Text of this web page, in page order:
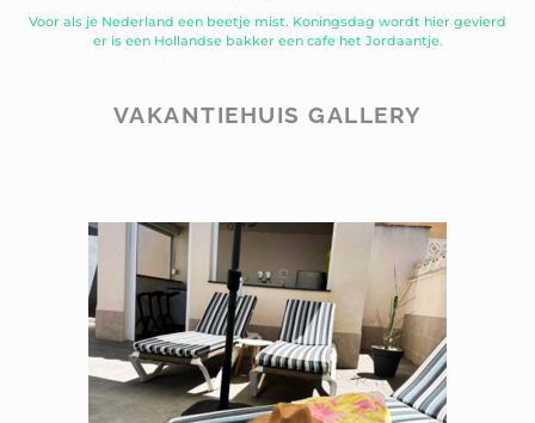
Voor als je Nederland een beetje mist. Koningsdag wordt hier gevierd
er is een Hollandse bakker een cafe het Jordaantje.
VAKANTIEHUIS GALLERY